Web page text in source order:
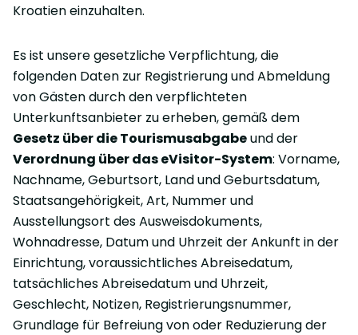
Kroatien einzuhalten.
Es ist unsere gesetzliche Verpflichtung, die
folgenden Daten zur Registrierung und Abmeldung
von Gästen durch den verpflichteten
Unterkunftsanbieter zu erheben, gemäß dem
Gesetz über die Tourismusabgabeund der
Verordnung über das eVisitor-System: Vorname,
Nachname, Geburtsort, Land und Geburtsdatum,
Staatsangehörigkeit, Art, Nummer und
Ausstellungsort des Ausweisdokuments,
Wohnadresse, Datum und Uhrzeit der Ankunft in der
Einrichtung, voraussichtliches Abreisedatum,
tatsächliches Abreisedatum und Uhrzeit,
Geschlecht, Notizen, Registrierungsnummer,
Grundlage für Befreiung von oder Reduzierung der